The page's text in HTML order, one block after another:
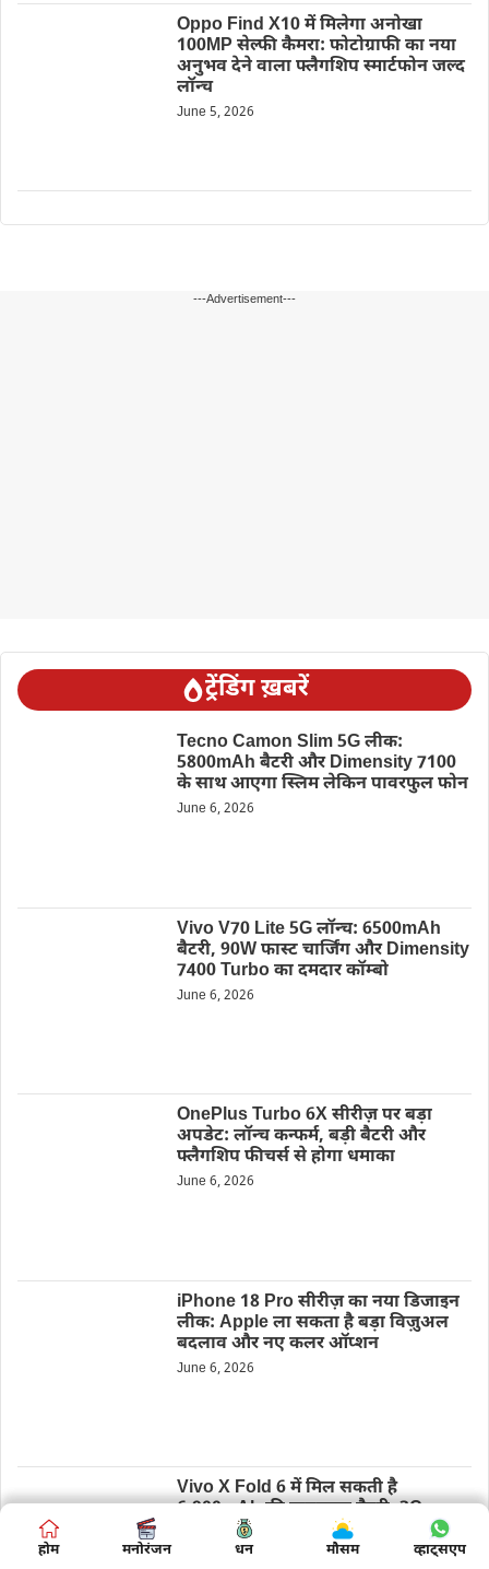
Oppo Find X10 में मिलेगा अनोखा
100MP सेल्फी कैमरा: फोटोग्राफी का नया
अनुभव देने वाला फ्लैगशिप स्मार्टफोन जल्द
लॉन्च
June 5, 2026
---Advertisement---
ट्रेंडिंग ख़बरें
Tecno Camon Slim 5G लीक:
5800mAh बैटरी और Dimensity 7100
के साथ आएगा स्लिम लेकिन पावरफुल फोन
June 6, 2026
Vivo V70 Lite 5G लॉन्च: 6500mAh
बैटरी, 90W फास्ट चार्जिंग और Dimensity
7400 Turbo का दमदार कॉम्बो
June 6, 2026
OnePlus Turbo 6X सीरीज़ पर बड़ा
अपडेट: लॉन्च कन्फर्म, बड़ी बैटरी और
फ्लैगशिप फीचर्स से होगा धमाका
June 6, 2026
iPhone 18 Pro सीरीज़ का नया डिजाइन
लीक: Apple ला सकता है बड़ा विज़ुअल
बदलाव और नए कलर ऑप्शन
June 6, 2026
Vivo X Fold 6 में मिल सकती है
6,900mAh की पावरफुल बैटरी, 3C
सर्टिफिकेशन से बड़ा खुलासा
June 6, 2026
होम मनोरंजन बिज़नस शिक्षा व्हाट्सएप
होम मनोरंजन धन मौसम व्हाट्सएप